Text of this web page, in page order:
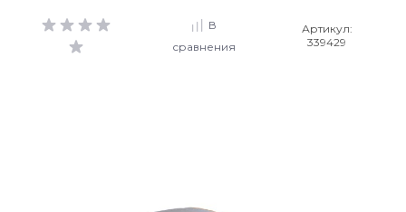
В
сравнения
Артикул:
339429